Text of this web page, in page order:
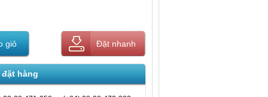
giỏ Đặt nhanh
hàng